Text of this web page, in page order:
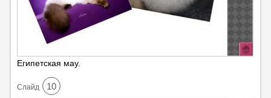
Египетская мау.
Cлайд 10